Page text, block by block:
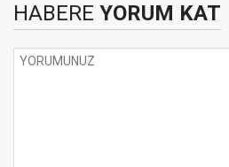
HABERE YORUM KAT